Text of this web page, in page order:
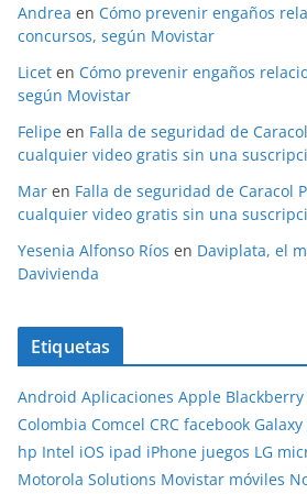
Andrea en Cómo prevenir engaños
concursos, según Movistar
Licet en Cómo prevenir engaños
según Movistar
Felipe en Falla de seguridad de
cualquier video gratis sin una
Mar en Falla de seguridad de Caracol
cualquier video gratis sin una
Yesenia Alfonso Ríos en Daviplata, el
Davivienda
Etiquetas
Android Aplicaciones Apple Blackberry
Colombia Comcel CRC facebook Galaxy
hp Intel iOS ipad iPhone juegos LG
Motorola Solutions Movistar móviles